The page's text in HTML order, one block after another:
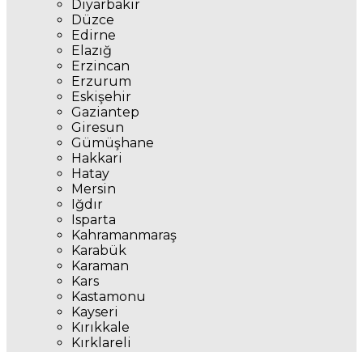
Diyarbakır
Düzce
Edirne
Elazığ
Erzincan
Erzurum
Eskişehir
Gaziantep
Giresun
Gümüşhane
Hakkari
Hatay
Mersin
Iğdır
Isparta
Kahramanmaraş
Karabük
Karaman
Kars
Kastamonu
Kayseri
Kırıkkale
Kırklareli